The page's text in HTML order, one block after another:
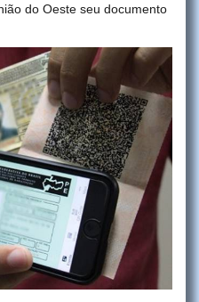
do Oeste seu documento